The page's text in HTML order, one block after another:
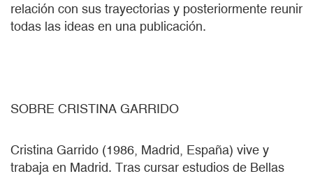
relación con sus trayectorias y posteriormente reunir
todas las ideas en una publicación.
SOBRE CRISTINA GARRIDO
Cristina Garrido (1986, Madrid, España) vive y
trabaja en Madrid. Tras cursar estudios de Bellas